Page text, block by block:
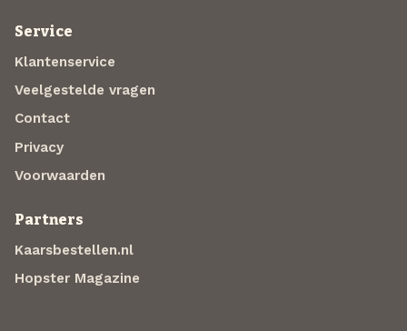
Service
Klantenservice
Veelgestelde vragen
Contact
Privacy
Voorwaarden
Partners
Kaarsbestellen.nl
Hopster Magazine